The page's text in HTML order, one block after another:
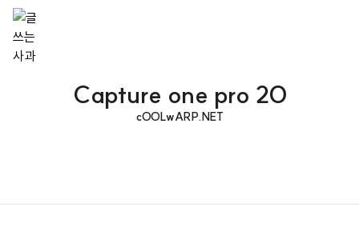
Capture one pro 20
cOOLwARP.NET